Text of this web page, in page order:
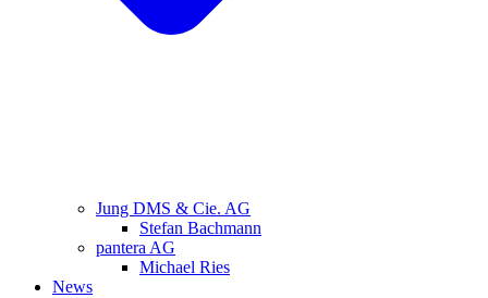
Jung DMS & Cie. AG
Stefan Bachmann
pantera AG
Michael Ries
News